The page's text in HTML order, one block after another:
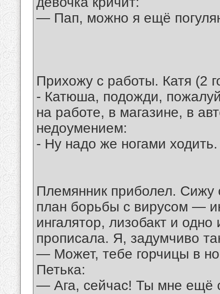
— Пап, можно я ещё
Прихожу с работы. Катя (2
- Катюша, подожди,
на работе, в магазине, в
недоумением:
- Ну надо же ногами ходить.
Племянник приболел. Сижу
план борьбы с вирусом —
ингалятор, лизобакт и
прописала. Я, задумчиво
— Может, тебе горчицы в
Петька:
— Ага, сейчас! Ты мне ещё